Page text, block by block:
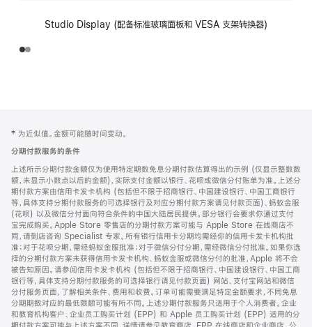
Studio Display (配备标准玻璃面板和 VESA 支架转换器)
页
页
脚
注
‡ 为近似值。金额可能随时间变动。
分期付款服务的条件
上述所示分期付款金额仅为使用特定期数免息分期付款估算得出的示例 (仅显示整数数
额，未显示小数点以后的金额)，实际支付金额以银行、花呗或微信分付账单为准。上述分
期付款方案由信用卡发卡机构 (包括但不限于招商银行、中国建设银行、中国工商银行
等，具体支持分期付款服务的可选择银行及对应分期付款方案请见付款页面)、蚂蚁金服
(花呗) 以及微信分付面向符合条件的中国大陆居民提供。部分银行会要求你通过支付
宝完成购买。Apple Store 零售店的分期付款方案可能与 Apple Store 在线商店不
同，请到店咨询 Specialist 专家。所有银行信用卡分期均需经你的信用卡发卡机构批
准；对于花呗分期，需经蚂蚁金服批准；对于微信分付分期，需经微信分付批准。如果你选
择的分期付款方案未获得信用卡发卡机构、蚂蚁金服或微信分付的批准，Apple 将不会
被告知原因。请参阅信用卡发卡机构 (包括但不限于招商银行、中国建设银行、中国工商
银行等，具体支持分期付款服务的可选择银行请见付款页面) 网站、支付宝网站和微信
分付服务页面，了解相关条件、费用和收费。订单可能需要满足特定金额要求，不同免息
分期期数对应的最低限额可能有所不同。上述分期付款服务只适用于个人消费者。企业
和教育机构客户、企业员工购买计划 (EPP) 和 Apple 员工购买计划 (EPP) 适用的分